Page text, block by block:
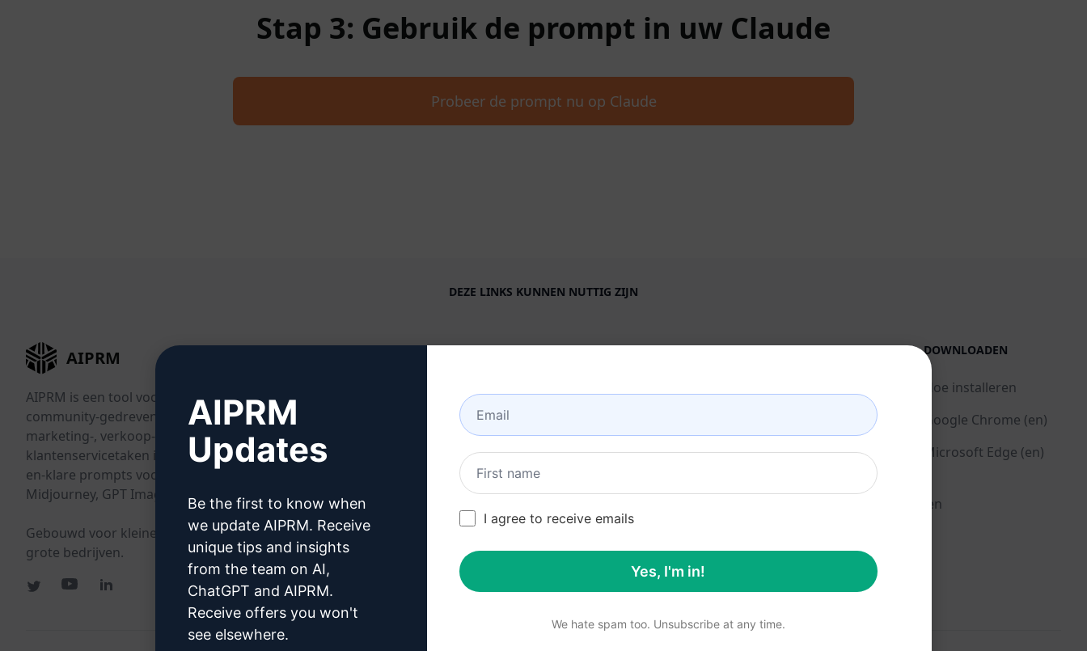
Stap 3: Gebruik de prompt in uw Claude
Probeer de prompt nu op Claude
DEZE LINKS KUNNEN NUTTIG ZIJN
AIPRM
AIPRM is een tool voor promptbeheer en een
community-gedreven promptbibliotheek. Rond
marketing-, verkoop-, operations-, productiviteits- en
klantenservicetaken in enkele minuten af met kant-
en-klare prompts voor ChatGPT, Claude, Gemini,
Midjourney, GPT Image en nog veel meer.
Gebouwd voor kleine bedrijven. Vertrouwd door
grote bedrijven.
BEDRIJF
Industrie (en)
Kenmerken
Generatieve AI
Soloprijzen (en)
Teamprijzen (en)
HELPCENTRUM
(en)
WETTELIJK
Beleid voor acceptabel gebruik
(en)
Gebruiksvoorwaarden (en)
Browseruitbreidingsvoorwaarden
Factureringsvoorwaarden (en)
DOWNLOADEN
Hoe installeren
Google Chrome (en)
Microsoft Edge (en)
AIPRM
Updates
Be the first to know when
we update AIPRM. Receive
unique tips and insights
from the team on AI,
ChatGPT and AIPRM.
Receive offers you won't
see elsewhere.
I agree to receive emails
Yes, I'm in!
We hate spam too. Unsubscribe at any time.